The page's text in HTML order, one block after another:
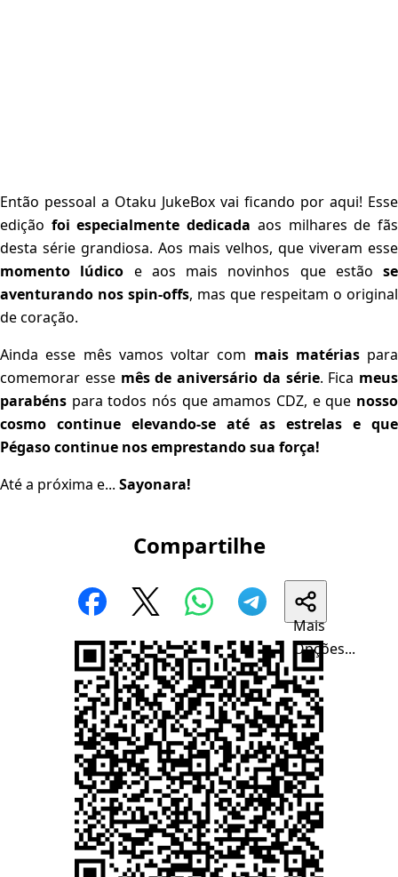
Então pessoal a Otaku JukeBox vai ficando por aqui! Esse
edição foi especialmente dedicada aos milhares de fãs
desta série grandiosa. Aos mais velhos, que viveram esse
momento lúdico e aos mais novinhos que estão se
aventurando nos spin-offs, mas que respeitam o original
de coração.
Ainda esse mês vamos voltar com mais matériaspara
comemorar esse mês de aniversário da série. Fica meus
parabéns para todos nós que amamos CDZ, e que nosso
cosmo continue elevando-se até as estrelas e que
Pégaso continue nos emprestando sua força!
Até a próxima e... Sayonara!
Compartilhe
Mais
Opções...